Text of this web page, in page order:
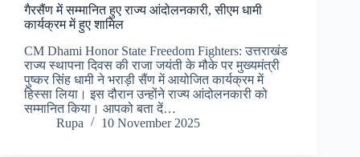
गैरसैंण में सम्मानित हुए राज्य आंदोलनकारी, सीएम धामी
कार्यक्रम में हुए शामिल
CM Dhami Honor State Freedom Fighters: उत्तराखंड
राज्य स्थापना दिवस की राजा जयंती के मौके पर मुख्यमंत्री
पुष्कर सिंह धामी ने भराड़ी सैंण में आयोजित कार्यक्रम में
हिस्सा लिया। इस दौरान उन्होंने राज्य आंदोलनकारी को
सम्मानित किया। आपको बता दें…
Rupa
10 November 2025